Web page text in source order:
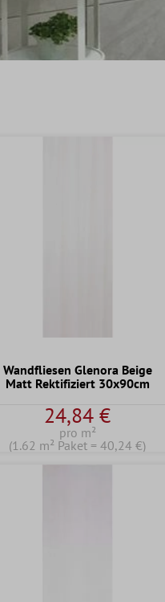
Wandfliesen Glenora Beige
Matt Rektifiziert 30x90cm
24,84 €
pro m²
(1.62 m² Paket = 40,24 €)